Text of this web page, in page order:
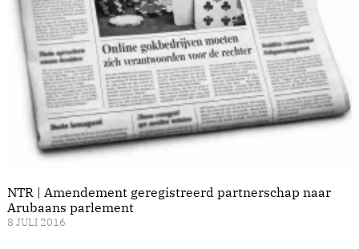
NTR | Amendement geregistreerd partnerschap naar
Arubaans parlement
8 JULI 2016